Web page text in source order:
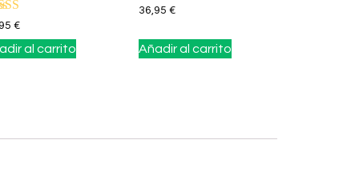
con
€
al carrito
Valorado con
36,95 €
Añadir al carrito